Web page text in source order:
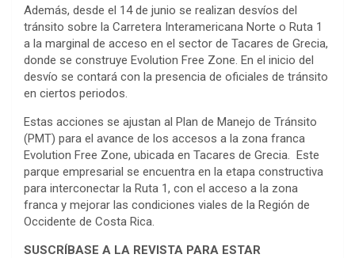
Además, desde el 14 de junio se realizan desvíos del
tránsito sobre la Carretera Interamericana Norte o Ruta 1
a la marginal de acceso en el sector de Tacares de Grecia,
donde se construye Evolution Free Zone. En el inicio del
desvío se contará con la presencia de oficiales de tránsito
en ciertos periodos.
Estas acciones se ajustan al Plan de Manejo de Tránsito
(PMT) para el avance de los accesos a la zona franca
Evolution Free Zone, ubicada en Tacares de Grecia. Este
parque empresarial se encuentra en la etapa constructiva
para interconectar la Ruta 1, con el acceso a la zona
franca y mejorar las condiciones viales de la Región de
Occidente de Costa Rica.
SUSCRÍBASE A LA REVISTA PARA ESTAR